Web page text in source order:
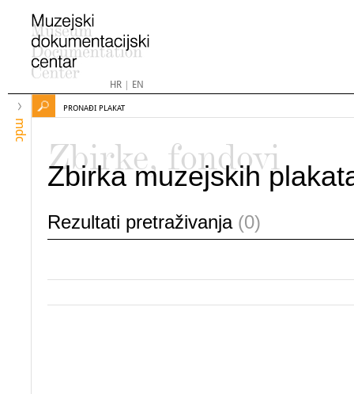
HR| EN
mdc
PRONAĐI PLAKAT
Zbirke, fondovi
Zbirka muzejskih
Rezultati pretraživanja (0)